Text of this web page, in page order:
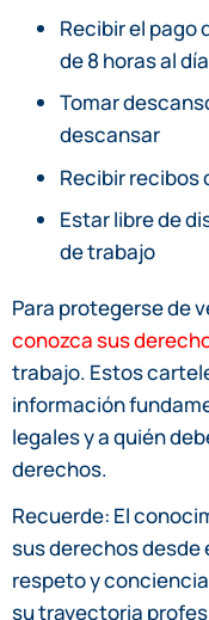
Recibir el pago
de 8 horas al
Tomar
descansar
Recibir recibos
Estar libre de
de trabajo
Para protegerse de
conozca sus
trabajo. Estos
información
legales y a quién
derechos.
Recuerde: El
sus derechos desde
respeto y
su trayectoria